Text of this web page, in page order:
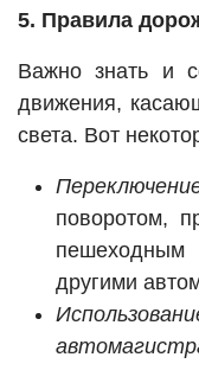
5. Правила
Важно знать и
движения,
света. Вот
поворотом,
другими